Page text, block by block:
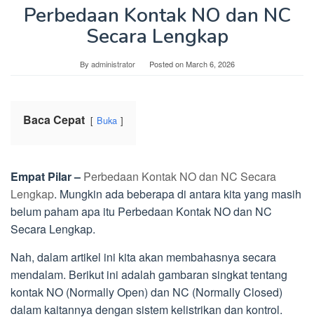
Perbedaan Kontak NO dan NC
Secara Lengkap
By administrator Posted onMarch 6, 2026
Baca Cepat Buka
Empat Pilar – Perbedaan Kontak NO dan NC Secara
Lengkap. Mungkin ada beberapa di antara kita yang masih
belum paham apa itu Perbedaan Kontak NO dan NC
Secara Lengkap.
Nah, dalam artikel ini kita akan membahasnya secara
mendalam. Berikut ini adalah gambaran singkat tentang
kontak NO (Normally Open) dan NC (Normally Closed)
dalam kaitannya dengan sistem kelistrikan dan kontrol.